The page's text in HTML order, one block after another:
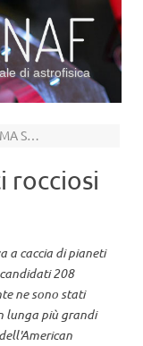
di astrofisica
IN CERCA DELLA VITA FUORI DAL SISTEMA SOLARE
rocciosi
a caccia di pianeti
208
ne sono stati
lunga più grandi